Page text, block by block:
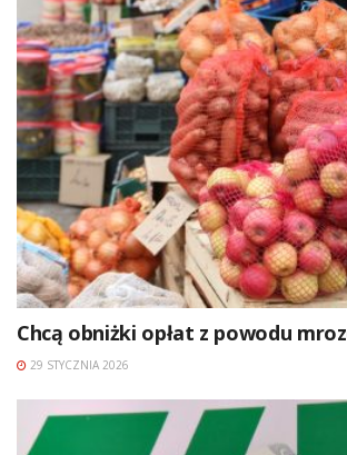
Chcą obniżki opłat z powodu
29 STYCZNIA 2026